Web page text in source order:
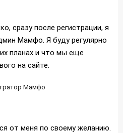
сразу после регистрации, я
Мамфо. Я буду регулярно
планах и что мы еще
на сайте.
Мамфо
от меня по своему желанию.